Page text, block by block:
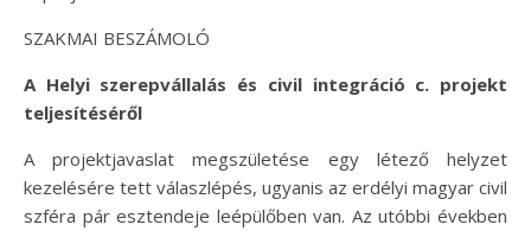
SZAKMAI BESZÁMOLÓ
A Helyi szerepvállalás és civil integráció c. projekt
teljesítéséről
A projektjavaslat megszületése egy létező helyzet
kezelésére tett válaszlépés, ugyanis az erdélyi magyar civil
szféra pár esztendeje leépülőben van. Az utóbbi években